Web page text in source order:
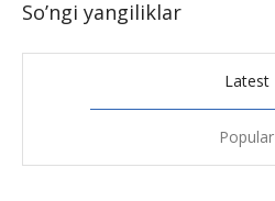
So’ngi yangiliklar
Latest
Popular